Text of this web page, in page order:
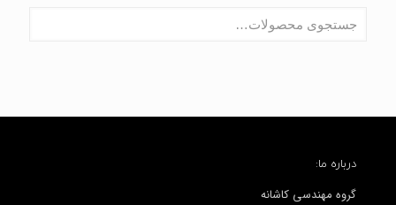
درباره ما:
گروه مهندسی کاشانه